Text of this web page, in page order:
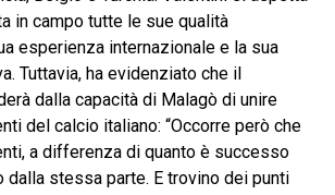
in campo tutte le sue qualità
esperienza internazionale e la sua
Tuttavia, ha evidenziato che il
dalla capacità di Malagò di unire
del calcio italiano: “Occorre però che
a differenza di quanto è successo
dalla stessa parte. E trovino dei punti